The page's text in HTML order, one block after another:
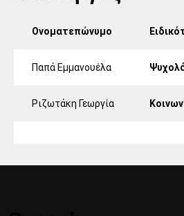
Ονοματεπώνυμο
Παπά Εμμανουέλα
Ριζωτάκη Γεωργία